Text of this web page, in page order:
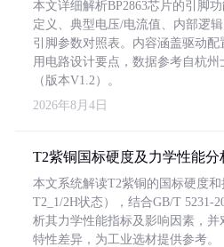
本文详细解析BP2863芯片的引脚
定义、典型电压/电流值、内部逻
引脚参数对照表。内容涵盖驱动
用电路设计要点，数据参考自杭
（版本V1.2）。
2026年8月4日
T2紫铜国标硬度及力学性能分
本文系统解读T2紫铜的国标硬度
T2_1/2H状态），结合GB/T 5231-
析其力学性能指标及影响因素，并
特性差异，为工业选材提供参考。